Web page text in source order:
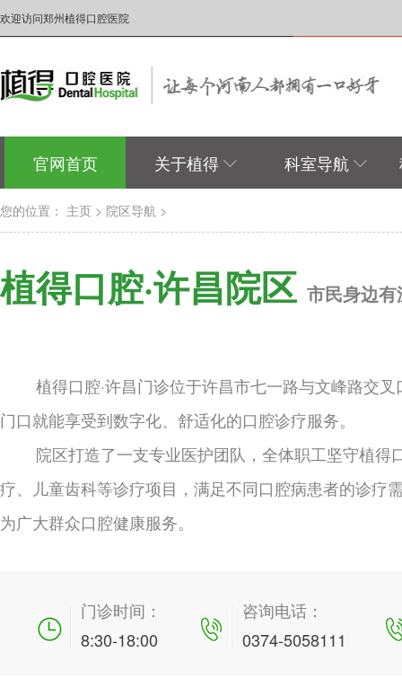
欢迎访问郑州植得口腔医院
官网首页 关于植得 科室导航
您的位置： 主页 > 院区导航 >
植得口腔·许昌院区 市民身边
植得口腔·许昌门诊位于许昌市七一路与文峰路交
门口就能享受到数字化、舒适化的口腔诊疗服务。
院区打造了一支专业医护团队，全体职工坚守植得
疗、儿童齿科等诊疗项目，满足不同口腔病患者的诊疗
为广大群众口腔健康服务。
门诊时间：
8:30-18:00
咨询电话：
0374-5058111